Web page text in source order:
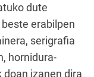
dute
erabilpen
serigrafia
hornidura-
izanen dira